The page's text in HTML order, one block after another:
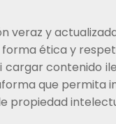
veraz y
ética y
cargar contenido
que permita
propiedad